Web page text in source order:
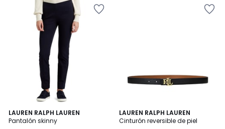
LAUREN RALPH LAUREN
Pantalón skinny
4,8
/ 5
LAUREN RALPH LAUREN
Cinturón reversible de piel
4,7
/ 5